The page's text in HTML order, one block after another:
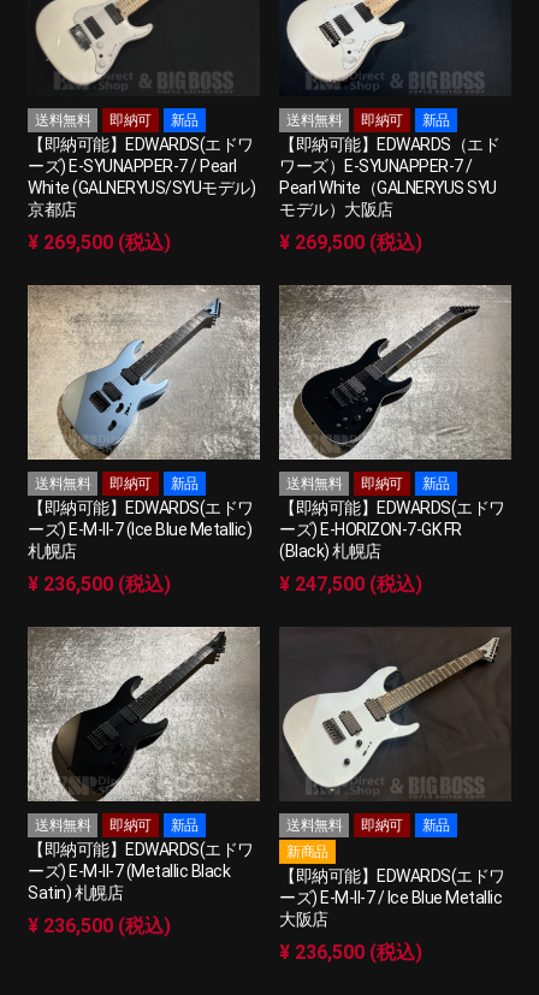
送料無料 即納可 新品
【即納可能】EDWARDS(エドワ
ーズ) E-SYUNAPPER-7 / Pearl
White (GALNERYUS/SYUモデル)
京都店
¥ 269,500 (税込)
送料無料 即納可 新品
【即納可能】EDWARDS（エド
ワーズ）E-SYUNAPPER-7 /
Pearl White（GALNERYUS SYU
モデル）大阪店
¥ 269,500 (税込)
送料無料 即納可 新品
【即納可能】EDWARDS(エドワ
ーズ) E-M-II-7 (Ice Blue Metallic)
札幌店
¥ 236,500 (税込)
送料無料 即納可 新品
【即納可能】EDWARDS(エドワ
ーズ) E-HORIZON-7-GK FR
(Black) 札幌店
¥ 247,500 (税込)
送料無料 即納可 新品
【即納可能】EDWARDS(エドワ
ーズ) E-M-II-7 (Metallic Black
Satin) 札幌店
¥ 236,500 (税込)
送料無料 即納可
新品
新商品
【即納可能】EDWARDS(エドワ
ーズ) E-M-II-7 / Ice Blue Metallic
大阪店
¥ 236,500 (税込)